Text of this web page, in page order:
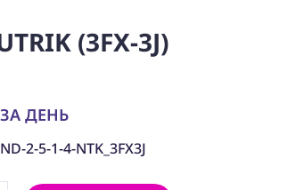
(3FX-3J)
ЗА ДЕНЬ
2-5-1-4-NTK_3FX3J